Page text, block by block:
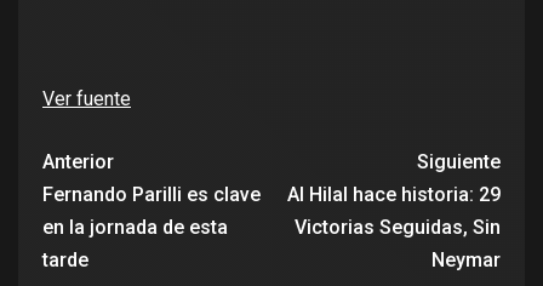
Ver fuente
Anterior
Fernando Parilli es clave
en la jornada de esta
tarde
Siguiente
Al Hilal hace historia: 29
Victorias Seguidas, Sin
Neymar